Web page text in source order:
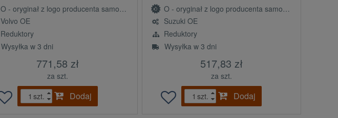
O - oryginał z logo producenta samochodu (OE)
Volvo OE
Reduktory
Wysyłka w 3 dni
771,58 zł
za szt.
szt.
Dodaj
O - oryginał z logo producenta samochodu (OE)
Suzuki OE
Reduktory
Wysyłka w 3 dni
517,83 zł
za szt.
szt.
Dodaj